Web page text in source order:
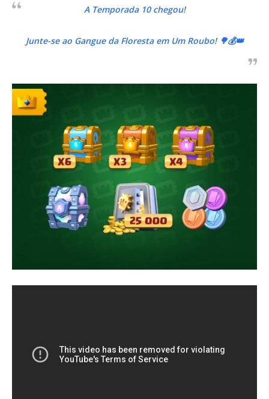
A Temporada 10 chegou!
Junte-se ao Gangue da Floresta em Um Roubo! 🌳💰👑